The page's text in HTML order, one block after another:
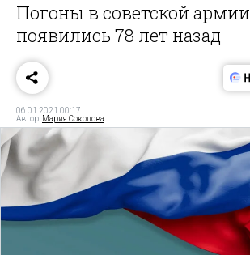
Погоны в советской армии
появились 78 лет назад
06.01.2021 00:17
Автор: Мария Соколова